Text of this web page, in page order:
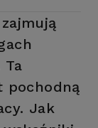
Ta
pochodną
Jak